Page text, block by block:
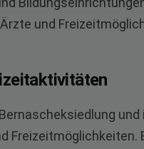
und
und
Freizeitmöglichkeiten.